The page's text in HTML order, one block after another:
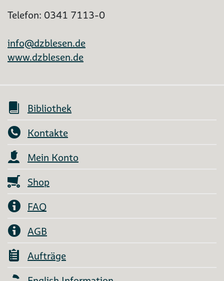
Telefon: 0341 7113-0
info@dzblesen.de
www.dzblesen.de
Bibliothek
Kontakte
Mein Konto
Shop
FAQ
AGB
Aufträge